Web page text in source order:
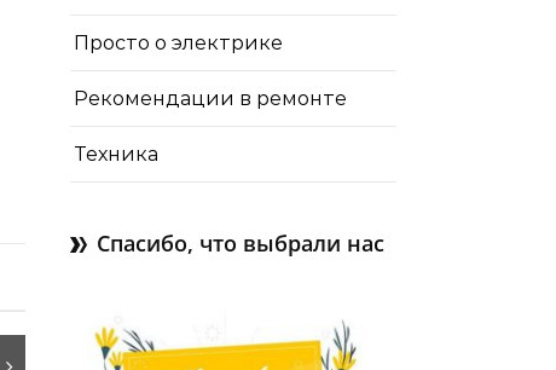
Просто о электрике
Рекомендации в ремонте
Техника
Спасибо, что выбрали нас